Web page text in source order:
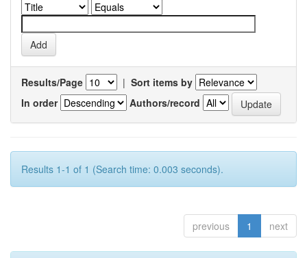
Results/Page | Sort items by
In order
Authors/record
Results 1-1 of 1 (Search time: 0.003 seconds).
previous 1 next